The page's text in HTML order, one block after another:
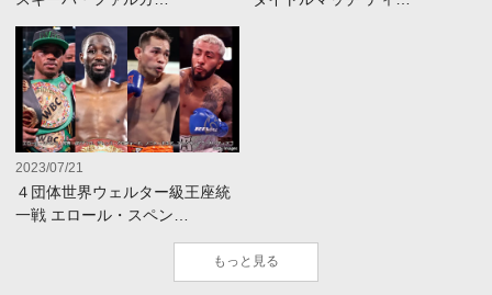
2023/07/21
４団体世界ウェルター級王座統
一戦 エロール・スペン…
もっと見る